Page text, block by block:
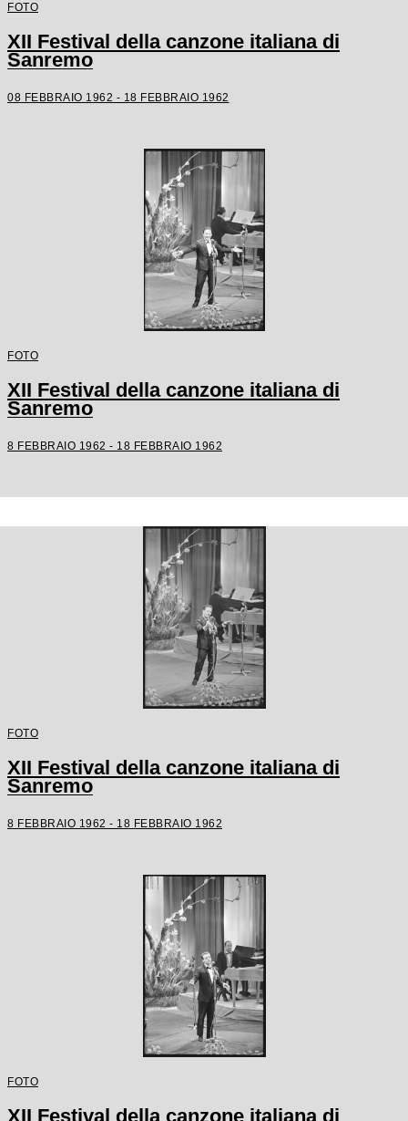
FOTO
XII Festival della canzone italiana di
Sanremo
08 FEBBRAIO 1962 - 18 FEBBRAIO 1962
FOTO
XII Festival della canzone italiana di
Sanremo
8 FEBBRAIO 1962 - 18 FEBBRAIO 1962
FOTO
XII Festival della canzone italiana di
Sanremo
8 FEBBRAIO 1962 - 18 FEBBRAIO 1962
FOTO
XII Festival della canzone italiana di